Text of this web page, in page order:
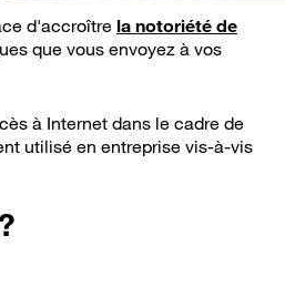
d'accroître la notoriété de
que vous envoyez à vos
à Internet dans le cadre de
utilisé en entreprise vis-à-vis